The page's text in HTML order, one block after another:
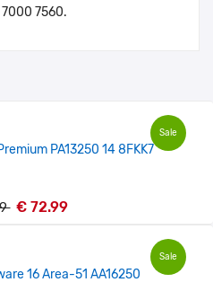
7000 7560.
Sale
PA13250 14 8FKK7
€ 72.99
Sale
16 Area-51 AA16250